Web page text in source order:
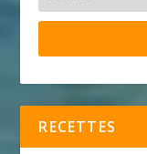
RECETTES